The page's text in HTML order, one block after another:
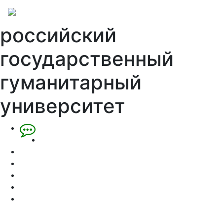
российский
государственный
гуманитарный
университет